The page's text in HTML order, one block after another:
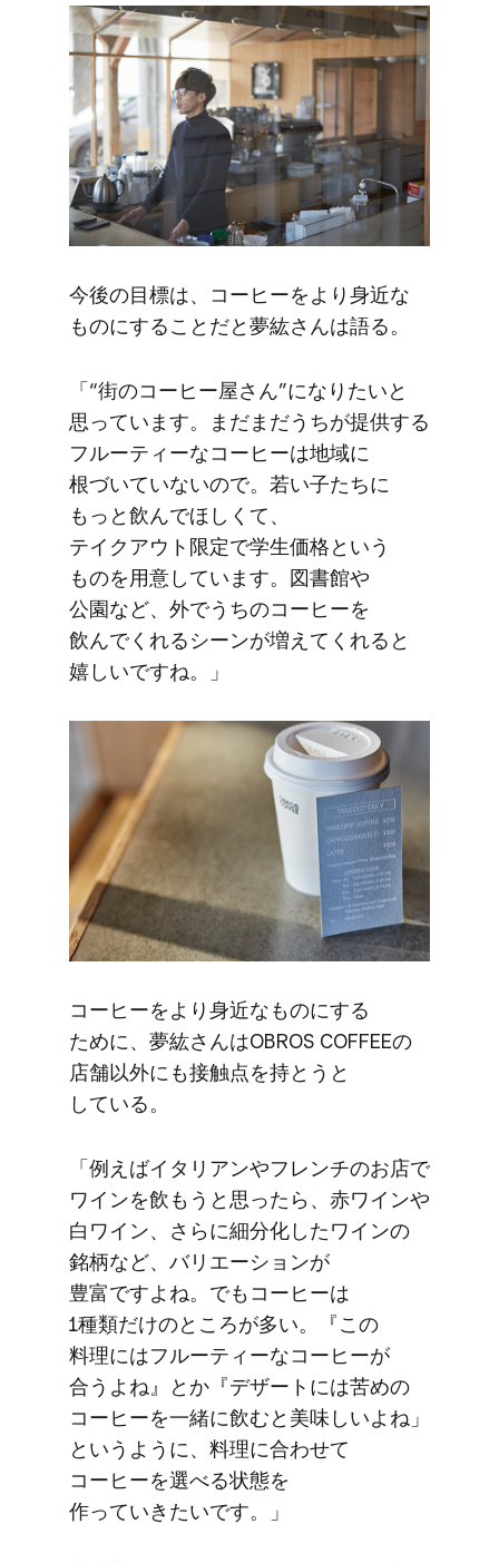
今後の​目標は、​コーヒーを​より​身近な​
ものに​する​ことだと​夢紘さんは​語る。
「“街の​コーヒー屋さん”に​なりたいと​
思っています。​まだまだう​ちが​提供する​
フルーティーな​コーヒーは​地域に​
根づいていないので。​若い​子たちに​
もっと​飲んで​ほしくて、​
テイクアウト限定で​学生価格と​いう​
ものを​用意しています。​図書館や​
公園など、​外で​うちの​コーヒーを​
飲んでくれる​シーンが​増えてくれると​
嬉しいですね。」
コーヒーを​より​身近な​ものに​する​
ために、​夢紘さんは​OBROS COFFEEの​
店舗以外にも​接触点を​持とうと​
している。
「例えば​イタリアンや​フレンチの​お店で​
ワインを​飲もうと​思ったら、​赤ワインや​
白ワイン、​さらに​細分化した​ワインの​
銘柄など、​バリエーションが​
豊富ですよね。​でも​コーヒーは​
1種類だけの​ところが​多い。​『この​
料理には​フルーティーな​コーヒーが​
合うよね』とか​『デザートには​苦めの​
コーヒーを​一緒に​飲むと​美味しい​よね」
と​いうように、​料理に​合わせて​
コーヒーを​選べる​状態を​
作っていきたいです。」